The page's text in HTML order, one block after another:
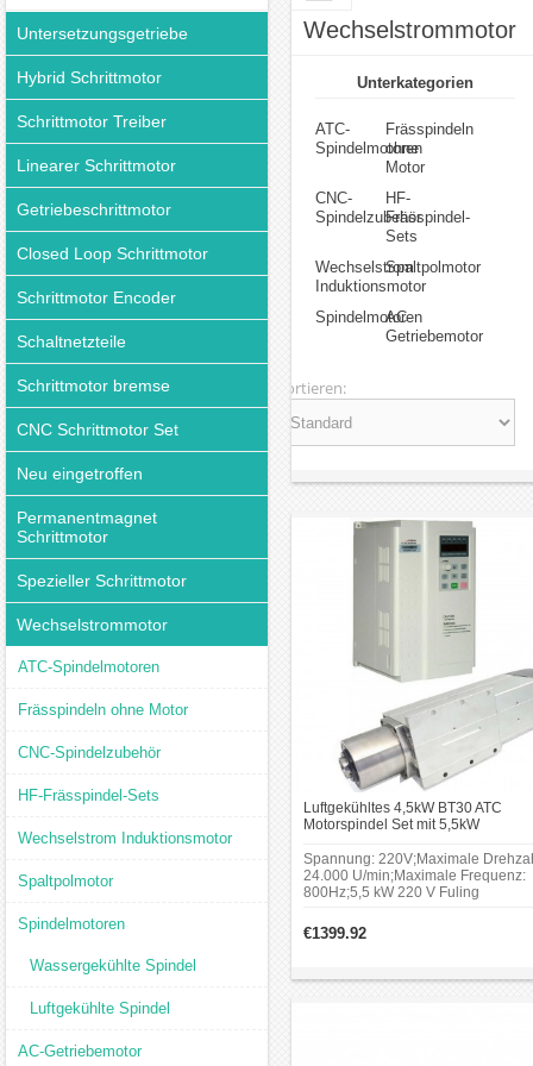
Untersetzungsgetriebe
Hybrid Schrittmotor
Schrittmotor Treiber
Linearer Schrittmotor
Getriebeschrittmotor
Closed Loop Schrittmotor
Schrittmotor Encoder
Schaltnetzteile
Schrittmotor bremse
CNC Schrittmotor Set
Neu eingetroffen
Permanentmagnet
Schrittmotor
Spezieller Schrittmotor
Wechselstrommotor
ATC-Spindelmotoren
Frässpindeln ohne Motor
CNC-Spindelzubehör
HF-Frässpindel-Sets
Wechselstrom Induktionsmotor
Spaltpolmotor
Spindelmotoren
Wassergekühlte Spindel
Luftgekühlte Spindel
AC-Getriebemotor
Wechselstrommotor
Unterkategorien
ATC-
Spindelmotoren
Frässpindeln
ohne
Motor
CNC-
Spindelzubehör
HF-
Frässpindel-
Sets
Wechselstrom
Induktionsmotor
Spaltpolmotor
Spindelmotoren
AC-
Getriebemotor
Sortieren:
Luftgekühltes 4,5kW BT30 ATC
Motorspindel Set mit 5,5kW
Spannung: 220V;Maximale
24.000 U/min;Maximale Frequenz:
800Hz;5,5 kW 220 V Fuling
€1399.92